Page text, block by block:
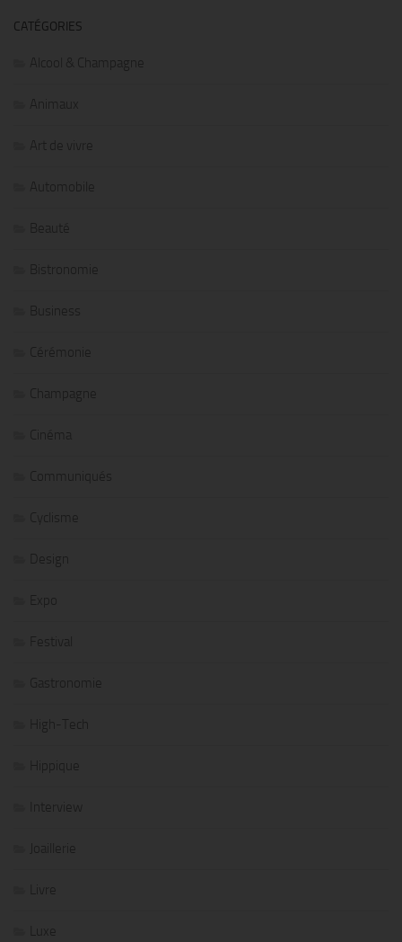
CATÉGORIES
Alcool & Champagne
Animaux
Art de vivre
Automobile
Beauté
Bistronomie
Business
Cérémonie
Champagne
Cinéma
Communiqués
Cyclisme
Design
Expo
Festival
Gastronomie
High-Tech
Hippique
Interview
Joaillerie
Livre
Luxe